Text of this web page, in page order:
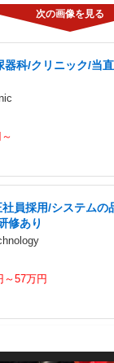
器科/クリニック/当
員採用/システムの
修あり
～57万円